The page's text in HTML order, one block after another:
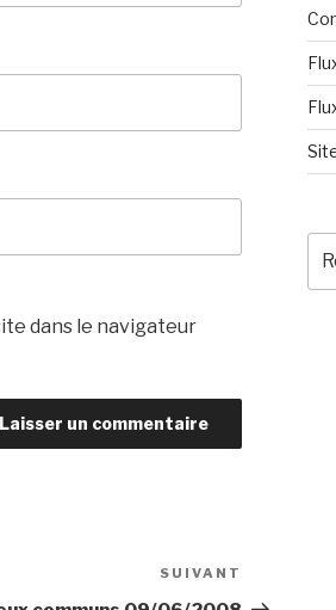
dans le navigateur
suivant
SUIVANT
: